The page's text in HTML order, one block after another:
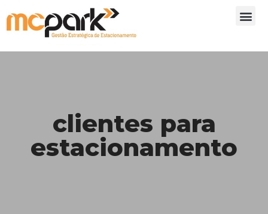
clientes para
estacionamento